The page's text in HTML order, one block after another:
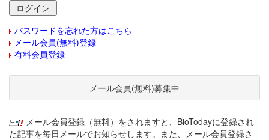
パスワードを忘れた方はこちら
メール会員(無料)登録
有料会員登録
メール会員(無料)募集中
メール会員登録（無料）をされますと、BioTodayに登録され
た記事を毎日メールでお知らせします。また、メール会員登録さ